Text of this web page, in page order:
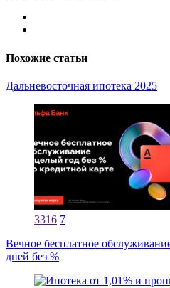
Похожие статьи
Дальневосточная ипотека 2025
3316 7
Вечное бесплатное
дней без %